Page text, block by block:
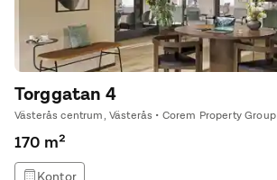
Torggatan 4
Västerås centrum, Västerås • Corem Property Group
170 m²
Kontor